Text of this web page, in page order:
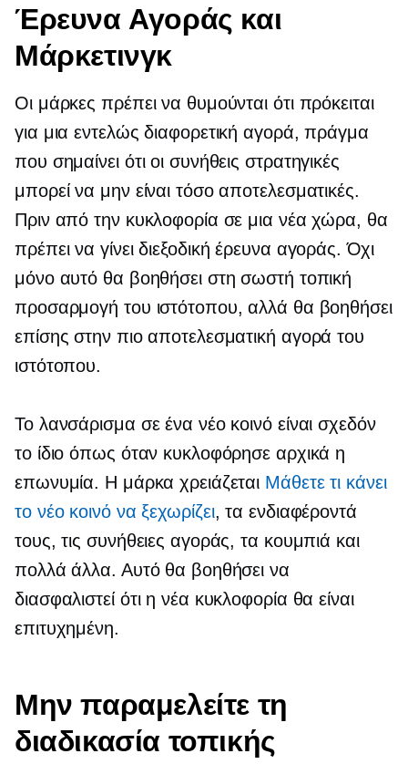
Έρευνα Αγοράς και
Μάρκετινγκ
Οι μάρκες πρέπει να θυμούνται ότι πρόκειται
για μια εντελώς διαφορετική αγορά, πράγμα
που σημαίνει ότι οι συνήθεις στρατηγικές
μπορεί να μην είναι τόσο αποτελεσματικές.
Πριν από την κυκλοφορία σε μια νέα χώρα, θα
πρέπει να γίνει διεξοδική έρευνα αγοράς. Όχι
μόνο αυτό θα βοηθήσει στη σωστή τοπική
προσαρμογή του ιστότοπου, αλλά θα βοηθήσει
επίσης στην πιο αποτελεσματική αγορά του
ιστότοπου.
Το λανσάρισμα σε ένα νέο κοινό είναι σχεδόν
το ίδιο όπως όταν κυκλοφόρησε αρχικά η
επωνυμία. Η μάρκα χρειάζεται Μάθετε τι κάνει
το νέο κοινό να ξεχωρίζει, τα ενδιαφέροντά
τους, τις συνήθειες αγοράς, τα κουμπιά και
πολλά άλλα. Αυτό θα βοηθήσει να
διασφαλιστεί ότι η νέα κυκλοφορία θα είναι
επιτυχημένη.
Μην παραμελείτε τη
διαδικασία τοπικής